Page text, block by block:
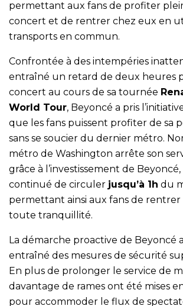
permettant aux fans de profiter
concert et de rentrer chez eux en
transports en commun.
Confrontée à des intempéries
entraîné un retard de deux heures
concert au cours de sa tournée
World Tour, Beyoncé a pris
que les fans puissent profiter de sa
sans se soucier du dernier métro.
métro de Washington arrête son
grâce à l’investissement de
continué de circuler jusqu’à 1h du
permettant ainsi aux fans de rentrer
toute tranquillité.
La démarche proactive de Beyoncé
entraîné des mesures de sécurité
En plus de prolonger le service de
davantage de rames ont été mises
pour accommoder le flux de